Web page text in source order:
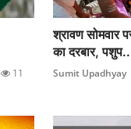
11
श्रावण सोमवार
का दरबार,
Sumit Upadhyay